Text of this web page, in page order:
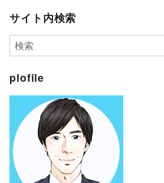
サイト内検索
plofile